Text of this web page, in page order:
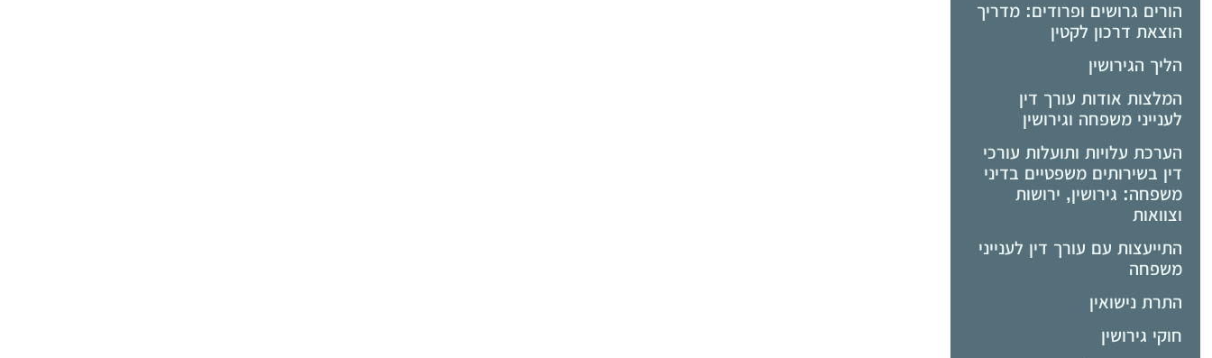
הורים גרושים ופרודים: מדריך
הוצאת דרכון לקטין
הליך הגירושין
המלצות אודות עורך דין
לענייני משפחה וגירושין
הערכת עלויות ותועלות עורכי
דין בשירותים משפטיים בדיני
משפחה: גירושין, ירושות
וצוואות
התייעצות עם עורך דין לענייני
משפחה
התרת נישואין
חוקי גירושין